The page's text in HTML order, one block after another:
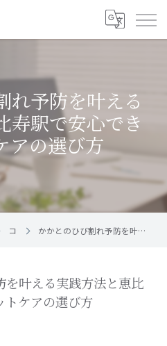
れ予防を叶える
寿駅で安心でき
アの選び方
コラム かかとのひび割れ予防を叶える実践方法と恵比寿駅で安心できるフットケアの選び方
を叶える実践方法と恵比
トケアの選び方